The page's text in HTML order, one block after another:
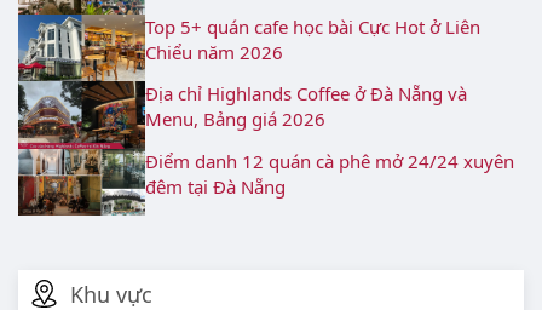
Khu vực
Top 5+ quán cafe học bài Cực Hot ở Liên
Chiểu năm 2026
Địa chỉ Highlands Coffee ở Đà Nẵng và
Menu, Bảng giá 2026
Điểm danh 12 quán cà phê mở 24/24 xuyên
đêm tại Đà Nẵng